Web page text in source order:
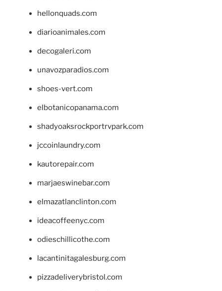
hellonquads.com
diarioanimales.com
decogaleri.com
unavozparadios.com
shoes-vert.com
elbotanicopanama.com
shadyoaksrockportrvpark.com
jccoinlaundry.com
kautorepair.com
marjaeswinebar.com
elmazatlanclinton.com
ideacoffeenyc.com
odieschillicothe.com
lacantinitagalesburg.com
pizzadeliverybristol.com